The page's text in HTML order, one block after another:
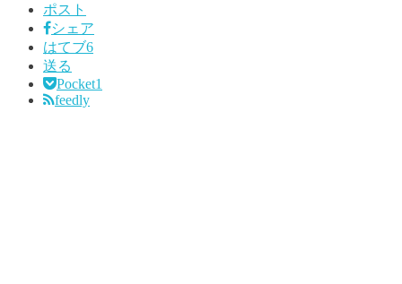
ポスト
シェア
はてブ6
送る
Pocket1
feedly